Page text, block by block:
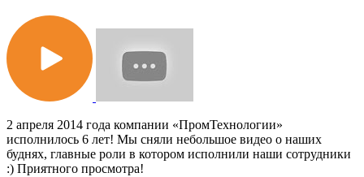
2 апреля 2014 года компании «ПромТехнологии»
исполнилось 6 лет! Мы сняли небольшое видео о наших
буднях, главные роли в котором исполнили наши сотрудники
:) Приятного просмотра!